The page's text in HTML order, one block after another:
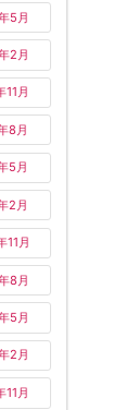
5月
2月
11月
8月
5月
2月
11月
8月
5月
2月
11月